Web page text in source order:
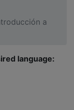
a
language: